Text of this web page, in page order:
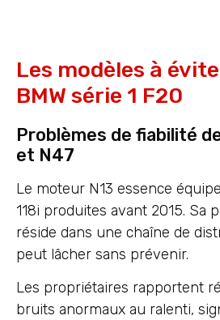
Les modèles à
BMW série 1 F20
Problèmes de fiabilité
et N47
Le moteur N13 essence
118i produites avant 2015. Sa
réside dans une chaîne de
peut lâcher sans prévenir.
Les propriétaires rapportent
bruits anormaux au ralenti,